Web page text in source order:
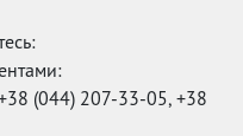
(044) 207-33-05, +38